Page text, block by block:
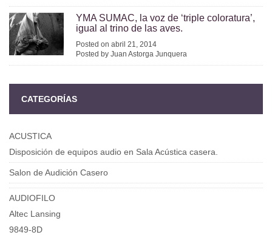
YMA SUMAC, la voz de ‘triple coloratura’,
igual al trino de las aves.
Posted on abril 21, 2014
Posted by Juan Astorga Junquera
CATEGORÍAS
ACUSTICA
Disposición de equipos audio en Sala Acústica casera.
Salon de Audición Casero
AUDIOFILO
Altec Lansing
9849-8D